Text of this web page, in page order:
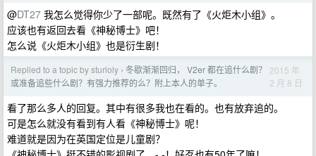
@DT27 我怎么觉得你少了一部呢。既然有了《火炬木小组》。
应该也有返回去看《神秘博士》吧！
怎么说《火炬木小组》也是衍生剧！
Replied to a topic by sturloly › 冬歇渐渐回归， V2er 都在追什么剧？
或准备追些什么剧？有强力推荐的么？附上本人的单子。
2015 年
2 月 8 日
看了那么多人的回复。其中有很多我也在看的。也有放弃追的。
可是怎么就没有看到有人看《神秘博士》呢！
难道就是因为在英国定位是儿童剧？